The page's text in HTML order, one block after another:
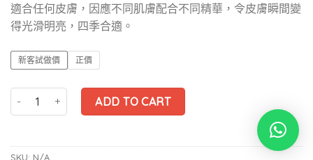
適合任何皮膚，因應不同肌膚配合不同精華，令皮膚瞬間變
得光滑明亮，四季合適。
新客試做價 正價
FT13 Healtherapy 自選精華保濕抗敏修護護理 90分鐘 quantity
ADD TO CART
SKU: N/A